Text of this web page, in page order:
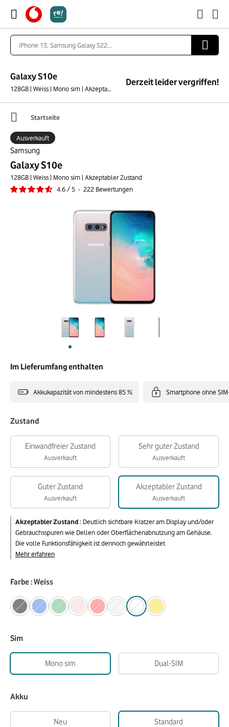
Galaxy S10e
128GB | Weiss | Mono sim | Akzeptabler Zustand
Derzeit leider vergriffen!
Startseite
Samsung
Galaxy S10e
128GB | Weiss | Mono sim | Akzeptabler Zustand
4.6/5 - 222 Bewertungen
Ausverkauft
Im Lieferumfang enthalten
Akkukapazität von mindestens 85 % Smartphone ohne
Zustand
Einwandfreier Zustand
Ausverkauft
Sehr guter Zustand
Ausverkauft
Guter Zustand
Ausverkauft
Akzeptabler Zustand
Ausverkauft
Akzeptabler Zustand: Deutlich sichtbare Kratzer am Display und/oder
Gebrauchsspuren wie Dellen oder Oberflächenabnutzung am Gehäuse.
Die volle Funktionsfähigkeit ist dennoch gewährleistet
Mehr erfahren
Farbe : Weiss
Sim
Mono sim Dual-SIM
Akku
Neu Standard